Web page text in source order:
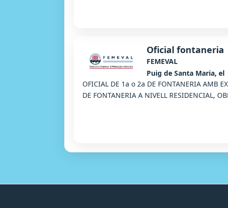
Oficial fontaneria
FEMEVAL
Puig de Santa Maria, el
OFICIAL DE 1a o 2a DE FONTANERIA AMB
DE FONTANERIA A NIVELL RESIDENCIAL,